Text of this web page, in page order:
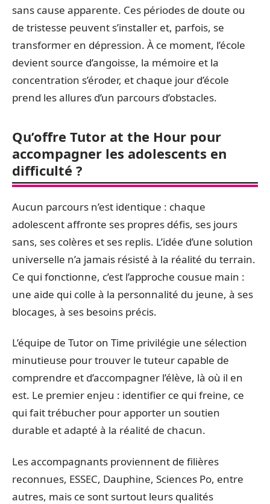
sans cause apparente. Ces périodes de doute ou
de tristesse peuvent s’installer et, parfois, se
transformer en dépression. À ce moment, l’école
devient source d’angoisse, la mémoire et la
concentration s’éroder, et chaque jour d’école
prend les allures d’un parcours d’obstacles.
Qu’offre Tutor at the Hour pour
accompagner les adolescents en
difficulté ?
Aucun parcours n’est identique : chaque
adolescent affronte ses propres défis, ses jours
sans, ses colères et ses replis. L’idée d’une solution
universelle n’a jamais résisté à la réalité du terrain.
Ce qui fonctionne, c’est l’approche cousue main :
une aide qui colle à la personnalité du jeune, à ses
blocages, à ses besoins précis.
L’équipe de Tutor on Time privilégie une sélection
minutieuse pour trouver le tuteur capable de
comprendre et d’accompagner l’élève, là où il en
est. Le premier enjeu : identifier ce qui freine, ce
qui fait trébucher pour apporter un soutien
durable et adapté à la réalité de chacun.
Les accompagnants proviennent de filières
reconnues, ESSEC, Dauphine, Sciences Po, entre
autres, mais ce sont surtout leurs qualités